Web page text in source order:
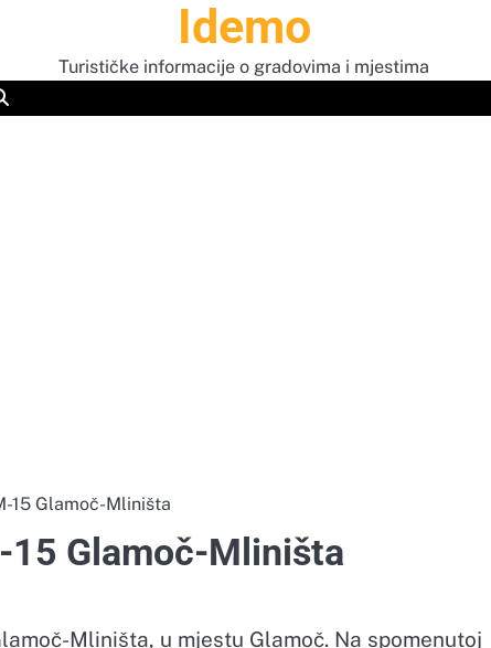
Idemo
Turističke informacije o gradovima i mjestima
15 Glamoč-Mliništa
15 Glamoč-Mliništa
Mliništa, u mjestu Glamoč. Na spomenutoj